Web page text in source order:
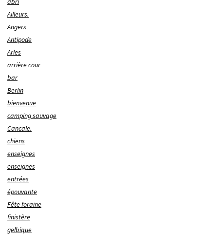
Ailleurs.
Angers
Antipode
Arles
arrière cour
bar
Berlin
bienvenue
camping sauvage
Cancale.
chiens
enseignes
enseignes
entrées
épouvante
Fête foraine
finistère
gelbique